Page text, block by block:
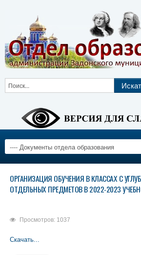
ОРГАНИЗАЦИЯ ОБУЧЕНИЯ В КЛАССАХ С
ОТДЕЛЬНЫХ ПРЕДМЕТОВ В 2022-2023
Просмотров: 1037
Скачать...